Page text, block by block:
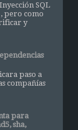
SQL
pero como
y
paso a
compañías
para
sha,